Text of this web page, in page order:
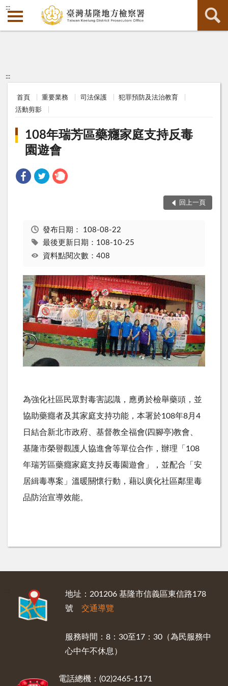
:::
:::
首頁 重要業務 司法保護
犯罪預防及法治教育
活動剪影
108年瑞芳區藥癮家庭支持反毒
園遊會
回上一頁
發布日期： 108-08-22
最後更新日期：108-10-25
資料點閱次數：408
為強化社區民眾對毒害認識，應勇於檢舉藥頭，並
協助藥癮者及其家庭支持功能，本署於108年8月4
日結合新北市政府、基督教全福會(四腳亭)教會、
基隆市榮譽觀護人協進會等單位合作，辦理「108
年瑞芳區藥癮家庭支持反毒園遊會」，並配合「安
居緝毒專案」溫暖關懷行動，藉以廣化社區鄰里毒
品防治宣導效能。
地址：201206 基隆市信義區東信路178
號 交通導覽
服務時間：8：30至17：30（為民服務中
心中午不休息）
電話總機：(02)2465-1171